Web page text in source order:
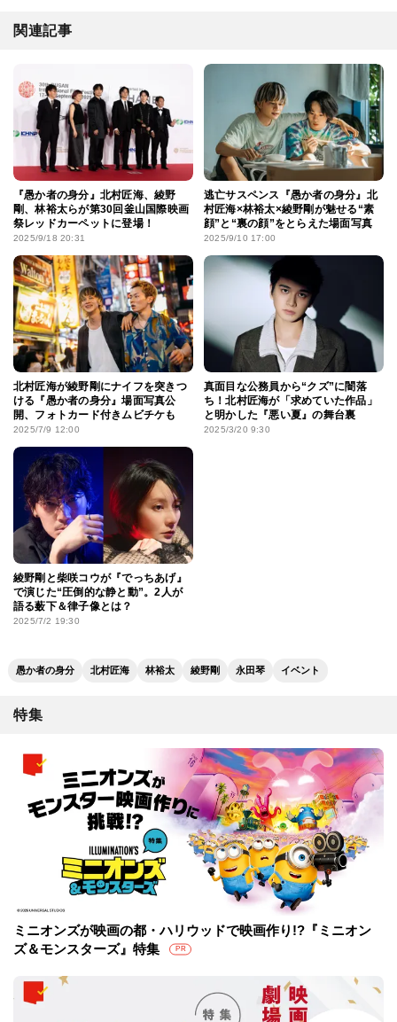
関連記事
『愚か者の身分』北村匠海、綾野
剛、林裕太らが第30回釜山国際映画
祭レッドカーペットに登場！
2025/9/18 20:31
逃亡サスペンス『愚か者の身分』北
村匠海×林裕太×綾野剛が魅せる“素
顔”と“裏の顔”をとらえた場面写真
2025/9/10 17:00
北村匠海が綾野剛にナイフを突きつ
ける『愚か者の身分』場面写真公
開、フォトカード付きムビチケも
2025/7/9 12:00
真面目な公務員から“クズ”に闇落
ち！北村匠海が「求めていた作品」
と明かした『悪い夏』の舞台裏
2025/3/20 9:30
綾野剛と柴咲コウが『でっちあげ』
で演じた“圧倒的な静と動”。2人が
語る薮下＆律子像とは？
2025/7/2 19:30
愚か者の身分 北村匠海 林裕太 綾野剛 永⽥琴 イベント
特集
ミニオンズが映画の都・ハリウッドで映画作り!?『ミニオン
ズ＆モンスターズ』特集
PR